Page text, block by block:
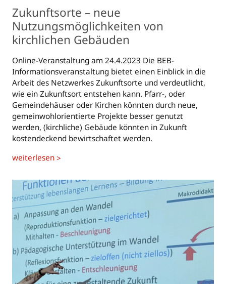
Zukunftsorte – neue
Nutzungsmöglichkeiten von
kirchlichen Gebäuden
Online-Veranstaltung am 24.4.2023 Die BEB-
Informationsveranstaltung bietet einen Einblick in die
Arbeit des Netzwerkes Zukunftsorte und verdeutlicht,
wie ein Zukunftsort entstehen kann. Pfarr-, oder
Gemeindehäuser oder Kirchen könnten durch neue,
gemeinwohlorientierte Projekte besser genutzt
werden, (kirchliche) Gebäude könnten in Zukunft
kostendeckend bewirtschaftet werden.
weiterlesen >